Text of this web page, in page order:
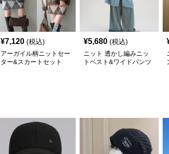
¥7,120 (税込)
アーガイル柄ニットセー
ター&スカートセット
¥5,680 (税込)
ニット 透かし編みニッ
トベスト&ワイドパンツ